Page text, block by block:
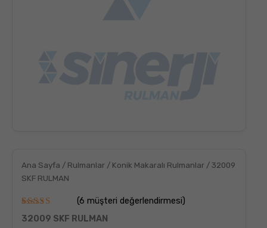
Ana Sayfa / Rulmanlar / Konik Makaralı Rulmanlar / 32009
SKF RULMAN
6
müşteri
puanına
(6 müşteri değerlendirmesi)
32009 SKF RULMAN